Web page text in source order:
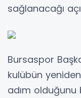
sağlanacağı
Bursaspor
kulübün
adım olduğunu